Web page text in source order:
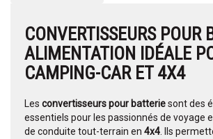
CONVERTISSEURS POUR
ALIMENTATION IDÉALE
CAMPING-CAR ET 4X4
Les convertisseurs pour batteriesont des
essentiels pour les passionnés de voyage
de conduite tout-terrain en 4x4 . Ils